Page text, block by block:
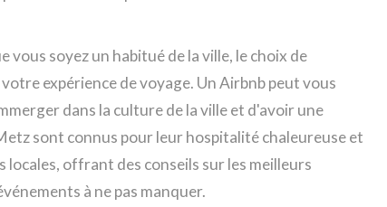
soyez un habitué de la ville, le choix de
expérience de voyage. Un Airbnb peut vous
dans la culture de la ville et d'avoir une
sont connus pour leur hospitalité chaleureuse et
offrant des conseils sur les meilleurs
à ne pas manquer.